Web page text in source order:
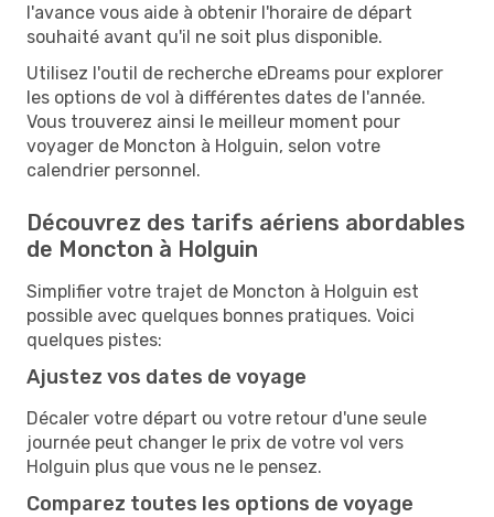
l'avance vous aide à obtenir l'horaire de départ
souhaité avant qu'il ne soit plus disponible.
Utilisez l'outil de recherche eDreams pour explorer
les options de vol à différentes dates de l'année.
Vous trouverez ainsi le meilleur moment pour
voyager de Moncton à Holguin, selon votre
calendrier personnel.
Découvrez des tarifs aériens abordables
de Moncton à Holguin
Simplifier votre trajet de Moncton à Holguin est
possible avec quelques bonnes pratiques. Voici
quelques pistes:
Ajustez vos dates de voyage
Décaler votre départ ou votre retour d'une seule
journée peut changer le prix de votre vol vers
Holguin plus que vous ne le pensez.
Comparez toutes les options de voyage